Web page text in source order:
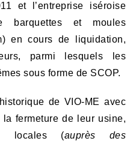
et l’entreprise iséroise
barquettes et moules
en cours de liquidation,
parmi lesquels les
sous forme de SCOP.
de VIO-ME avec
fermeture de leur usine,
locales (auprès des